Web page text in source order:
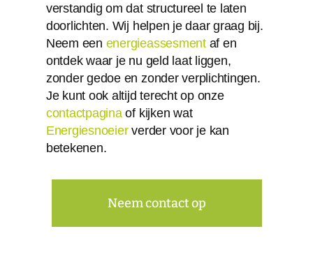
verstandig om dat structureel te laten
doorlichten. Wij helpen je daar graag bij.
Neem een energieassesmentaf en
ontdek waar je nu geld laat liggen,
zonder gedoe en zonder verplichtingen.
Je kunt ook altijd terecht op onze
contactpaginaof kijken wat
Energiesnoeierverder voor je kan
betekenen.
Neem contact op